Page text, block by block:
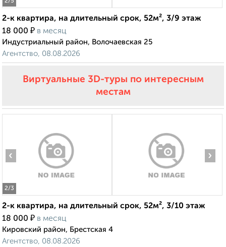
2-к квартира, на длительный срок, 52м², 3/9 этаж
18 000 ₽ в месяц
Индустриальный район, Волочаевская 25
Агентство, 08.08.2026
Виртуальные 3D-туры по интересным
местам
2/3
‹ ›
2-к квартира, на длительный срок, 52м², 3/10 этаж
18 000 ₽ в месяц
Кировский район, Брестская 4
Агентство, 08.08.2026